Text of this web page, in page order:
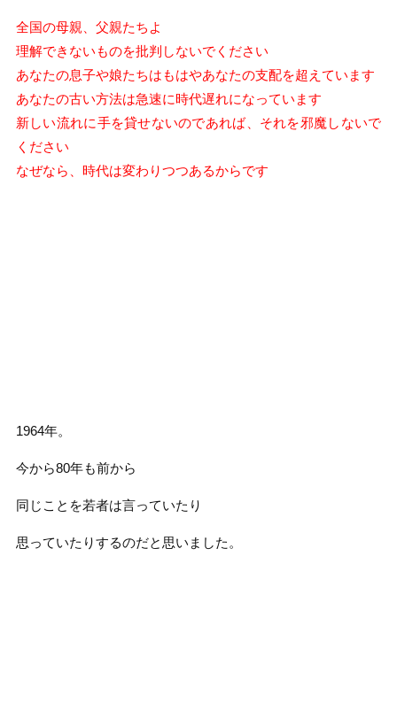
全国の母親、父親たちよ
理解できないものを批判しないでください
あなたの息子や娘たちはもはやあなたの支配を超えています
あなたの古い方法は急速に時代遅れになっています
新しい流れに手を貸せないのであれば、それを邪魔しないで
ください
なぜなら、時代は変わりつつあるからです
1964年。
今から80年も前から
同じことを若者は言っていたり
思っていたりするのだと思いました。